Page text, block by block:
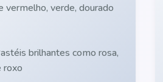
vermelho, verde, dourado
brilhantes como rosa,
roxo